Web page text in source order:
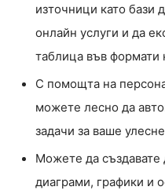
източници като бази
онлайн услуги и да
таблица във формати
С помощта на
можете лесно да
задачи за ваше
Можете да създавате
диаграми, графики и